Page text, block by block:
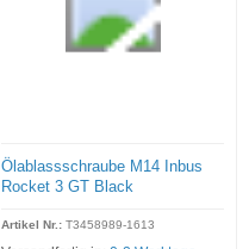
Ölablassschraube M14 Inbus
Rocket 3 GT Black
Artikel Nr.: T3458989-1613